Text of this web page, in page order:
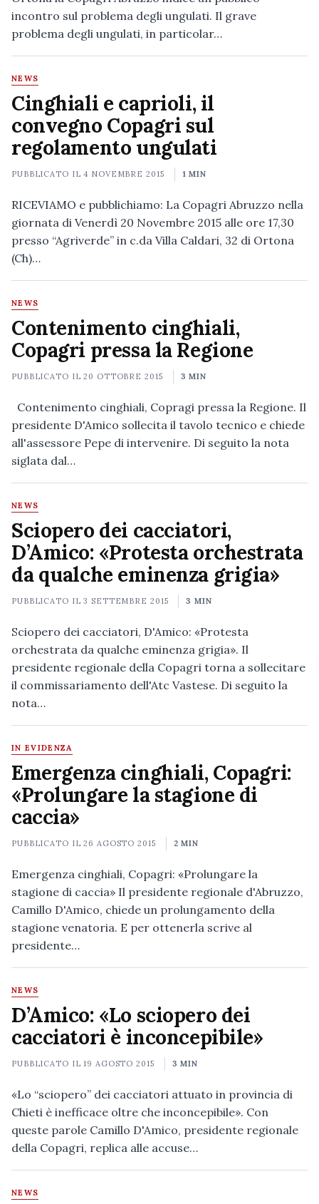
incontro sul problema degli ungulati. Il grave
problema degli ungulati, in particolar…
NEWS
Cinghiali e caprioli, il
convegno Copagri sul
regolamento ungulati
PUBBLICATO IL4 NOVEMBRE 2015 1 MIN
RICEVIAMO e pubblichiamo: La Copagri Abruzzo nella
giornata di Venerdì 20 Novembre 2015 alle ore 17,30
presso “Agriverde” in c.da Villa Caldari, 32 di Ortona
(Ch)…
NEWS
Contenimento cinghiali,
Copagri pressa la Regione
PUBBLICATO IL20 OTTOBRE 2015 3 MIN
Contenimento cinghiali, Copragi pressa la Regione. Il
presidente D'Amico sollecita il tavolo tecnico e chiede
all'assessore Pepe di intervenire. Di seguito la nota
siglata dal…
NEWS
Sciopero dei cacciatori,
D’Amico: «Protesta orchestrata
da qualche eminenza grigia»
PUBBLICATO IL3 SETTEMBRE 2015 3 MIN
Sciopero dei cacciatori, D'Amico: «Protesta
orchestrata da qualche eminenza grigia». Il
presidente regionale della Copagri torna a sollecitare
il commissariamento dell'Atc Vastese. Di seguito la
nota…
IN EVIDENZA
Emergenza cinghiali, Copagri:
«Prolungare la stagione di
caccia»
PUBBLICATO IL26 AGOSTO 2015 2 MIN
Emergenza cinghiali, Copagri: «Prolungare la
stagione di caccia» Il presidente regionale d'Abruzzo,
Camillo D'Amico, chiede un prolungamento della
stagione venatoria. E per ottenerla scrive al
presidente…
NEWS
D’Amico: «Lo sciopero dei
cacciatori è inconcepibile»
PUBBLICATO IL19 AGOSTO 2015 3 MIN
«Lo “sciopero” dei cacciatori attuato in provincia di
Chieti è inefficace oltre che inconcepibile». Con
queste parole Camillo D'Amico, presidente regionale
della Copagri, replica alle accuse…
NEWS